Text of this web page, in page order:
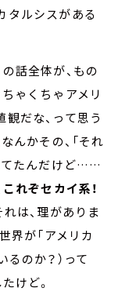
ルシスがある
話全体が、もの
ゃくちゃアメリ
だな、って思う
んかその、「それ
てたんだけど……
これぞセカイ系！
は、理がありま
界が「アメリカ
のか？）って
けど。